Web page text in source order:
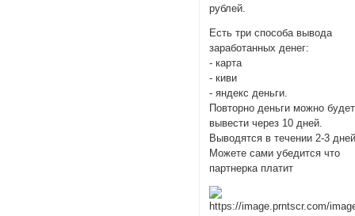
рублей.
Есть три способа вывода
заработанных денег:
- карта
- киви
- яндекс деньги.
Повторно деньги можно будет
вывести через 10 дней.
Выводятся в течении 2-3
Можете сами убедится что
партнерка платит